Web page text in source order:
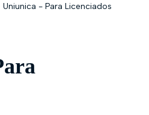
Uniunica - Para Licenciados